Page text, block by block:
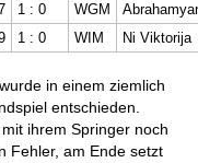
1 : 0 WGM
1 : 0 WIM Ni Viktorija
in einem ziemlich
entschieden.
ihrem Springer noch
Fehler, am Ende setzt